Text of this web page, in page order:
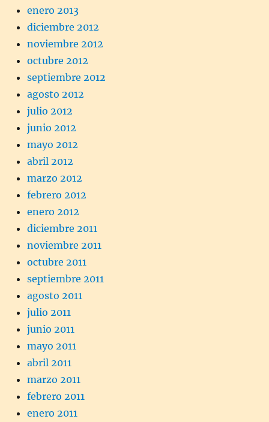
enero 2013
diciembre 2012
noviembre 2012
octubre 2012
septiembre 2012
agosto 2012
julio 2012
junio 2012
mayo 2012
abril 2012
marzo 2012
febrero 2012
enero 2012
diciembre 2011
noviembre 2011
octubre 2011
septiembre 2011
agosto 2011
julio 2011
junio 2011
mayo 2011
abril 2011
marzo 2011
febrero 2011
enero 2011